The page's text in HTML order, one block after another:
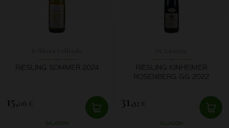
RIESLING SOMMER 2024
15,06 €
SKLADOM
RIESLING KINHEIMER
ROSENBERG GG 2022
31,52 €
SKLADOM